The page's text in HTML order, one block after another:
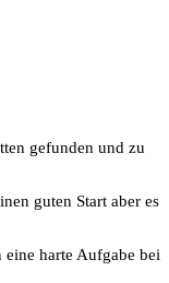
gefunden und zu
guten Start aber es
eine harte Aufgabe bei